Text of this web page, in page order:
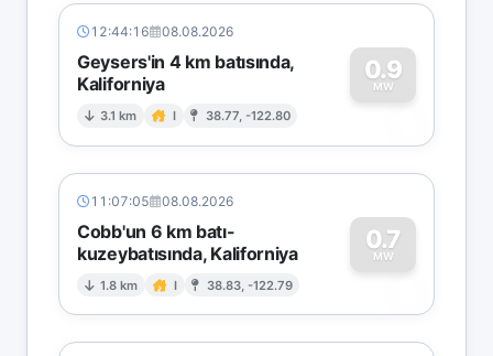
12:44:16 08.08.2026
Geysers'in 4 km batısında,
Kaliforniya
3.1 km I 38.77, -122.80
0.9
MW
0
11:07:05 08.08.2026
Cobb'un 6 km batı-
kuzeybatısında, Kaliforniya
1.8 km I 38.83, -122.79
0.7
MW
0